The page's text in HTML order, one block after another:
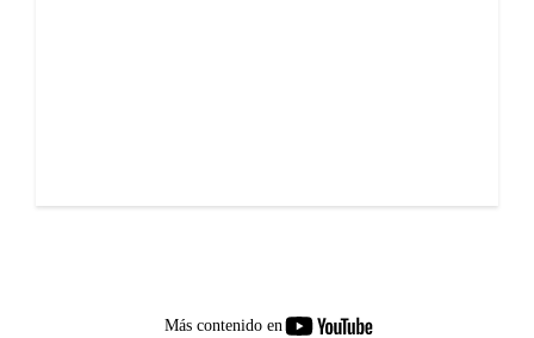
Más contenido en
youtube-